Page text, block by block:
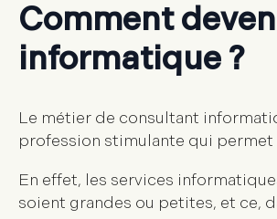
Comment
informatique ?
Le métier de consultant
profession stimulante qui permet
En effet, les services
soient grandes ou petites, et ce,